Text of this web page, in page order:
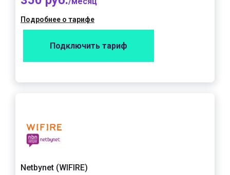
Подробнее о тарифе
Подключить тариф
Netbynet (WIFIRE)